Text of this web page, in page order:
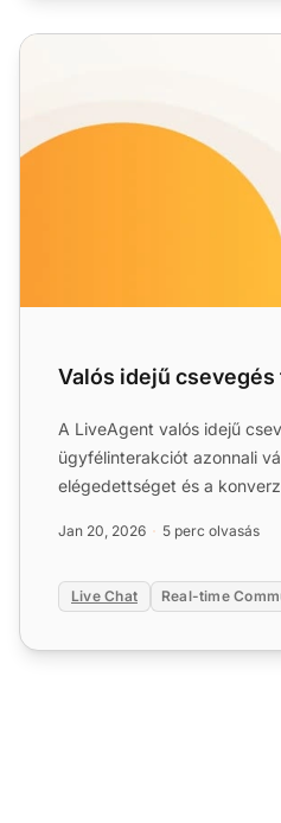
Valós idejű csevegés funkciók
Valós idejű
A LiveAgent valós idejű
ügyfélinterakciót azonnali
elégedettséget és a
Jan 20, 2026 5 perc olvasás
Live Chat Real-time